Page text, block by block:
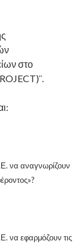
στο
να αναγνωρίζουν
να εφαρμόζουν τις